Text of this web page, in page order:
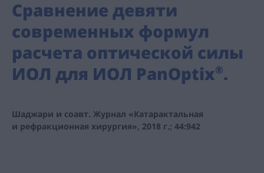
Сравнение девяти
современных формул
расчета оптической силы
ИОЛ для ИОЛ PanOptix®.
Шаджари и соавт. Журнал «Катарактальная
и рефракционная хирургия», 2018 г.; 44:942